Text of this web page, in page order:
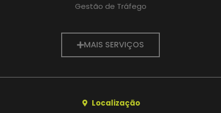
Gestão de Tráfego
MAIS SERVIÇOS
Localização